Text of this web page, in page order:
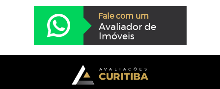
Fale com um
Avaliador de
Imóveis